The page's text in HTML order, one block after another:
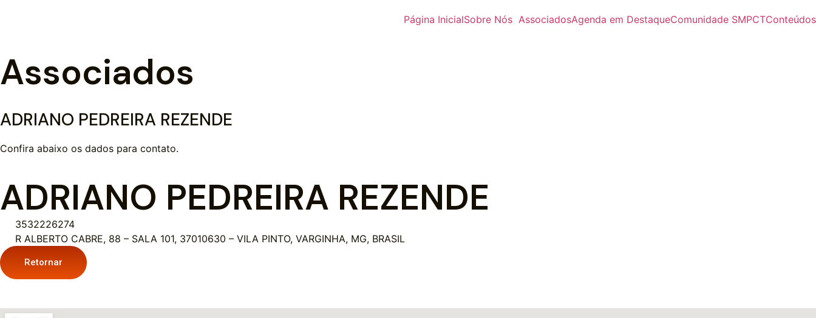
Página InicialSobre Nós AssociadosAgenda em DestaqueComunidade SMPCTConteúdos
Associados
ADRIANO PEDREIRA REZENDE
Confira abaixo os dados para contato.
ADRIANO PEDREIRA REZENDE
3532226274
R ALBERTO CABRE, 88 – SALA 101, 37010630 – VILA PINTO, VARGINHA, MG, BRASIL
Retornar